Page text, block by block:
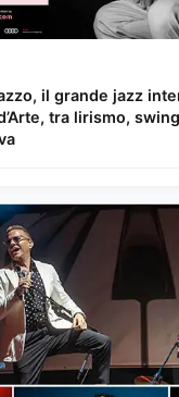
il grande jazz
tra lirismo,